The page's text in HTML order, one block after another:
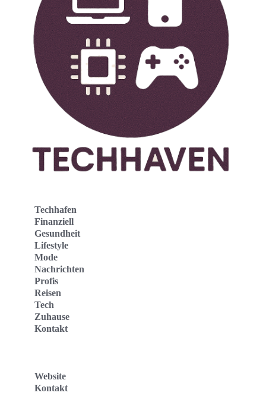
Techhafen
Finanziell
Gesundheit
Lifestyle
Mode
Nachrichten
Profis
Reisen
Tech
Zuhause
Kontakt
Website
Kontakt